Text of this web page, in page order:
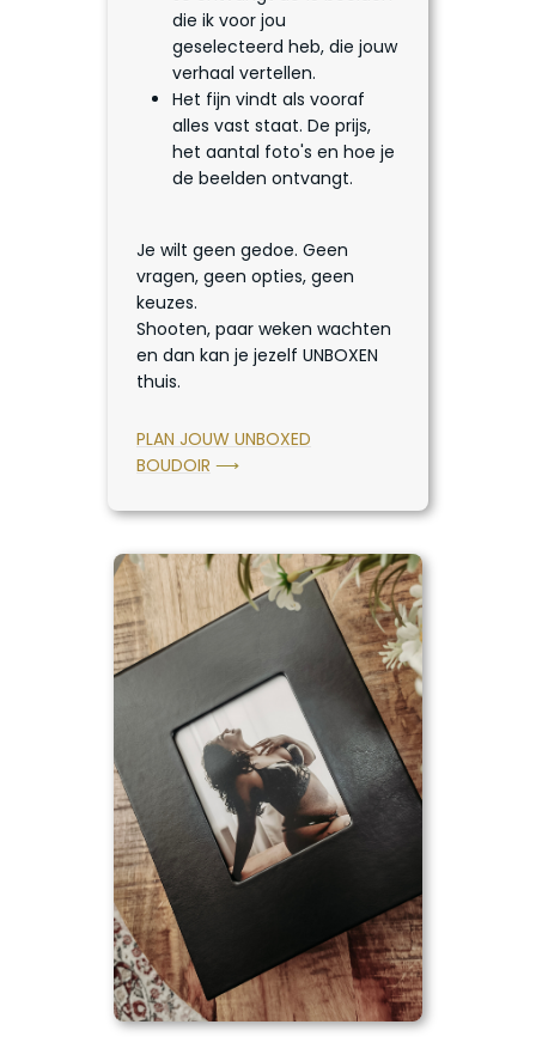
die ik voor jou
geselecteerd heb, die jouw
verhaal vertellen.
Het fijn vindt als vooraf
alles vast staat. De prijs,
het aantal foto's en hoe je
de beelden ontvangt.
Je wilt geen gedoe. Geen
vragen, geen opties, geen
keuzes.
Shooten, paar weken wachten
en dan kan je jezelf UNBOXEN
thuis.
PLAN JOUW UNBOXED
BOUDOIR ⟶